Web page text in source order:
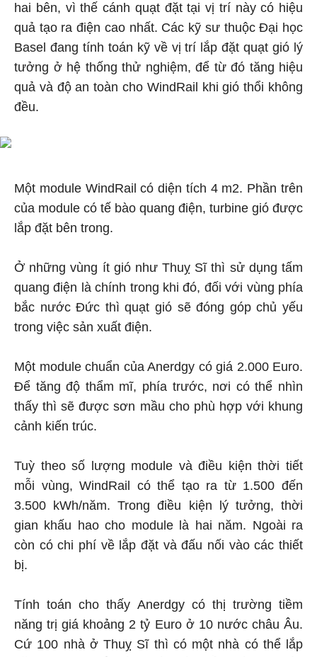
hai bên, vì thế cánh quạt đặt tại vị trí này có hiệu
quả tạo ra điện cao nhất. Các kỹ sư thuộc Đại học
Basel đang tính toán kỹ về vị trí lắp đặt quạt gió lý
tưởng ở hệ thống thử nghiệm, để từ đó tăng hiệu
quả và độ an toàn cho WindRail khi gió thổi không
đều.
Một module WindRail có diện tích 4 m2. Phần trên
của module có tế bào quang điện, turbine gió được
lắp đặt bên trong.
Ở những vùng ít gió như Thuỵ Sĩ thì sử dụng tấm
quang điện là chính trong khi đó, đối với vùng phía
bắc nước Đức thì quạt gió sẽ đóng góp chủ yếu
trong việc sản xuất điện.
Một module chuẩn của Anerdgy có giá 2.000 Euro.
Để tăng độ thẩm mĩ, phía trước, nơi có thể nhìn
thấy thì sẽ được sơn mầu cho phù hợp với khung
cảnh kiến trúc.
Tuỳ theo số lượng module và điều kiện thời tiết
mỗi vùng, WindRail có thể tạo ra từ 1.500 đến
3.500 kWh/năm. Trong điều kiện lý tưởng, thời
gian khấu hao cho module là hai năm. Ngoài ra
còn có chi phí về lắp đặt và đấu nối vào các thiết
bị.
Tính toán cho thấy Anerdgy có thị trường tiềm
năng trị giá khoảng 2 tỷ Euro ở 10 nước châu Âu.
Cứ 100 nhà ở Thuỵ Sĩ thì có một nhà có thể lắp